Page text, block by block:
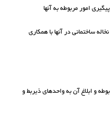
ساختمانی در آنها با همکاری
و ابلاغ آن به واحدهای ذیربط و